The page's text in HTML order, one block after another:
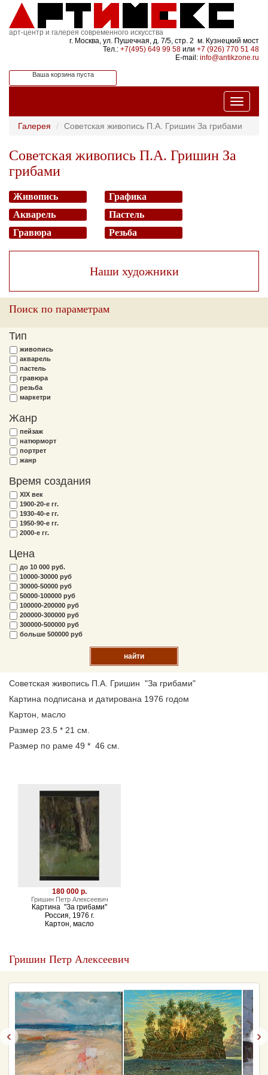
арт-центр и галерея современного искусства
г. Москва, ул. Пушечная, д. 7/5, стр. 2 м. Кузнецкий мост
Тел.: +7(495) 649 99 58 или +7 (926) 770 51 48
E-mail: info@antikzone.ru
Ваша корзина пуста
Галерея Советская живопись П.А. Гришин За грибами
Советская живопись П.А. Гришин За
грибами
Живопись
Графика
Акварель
Пастель
Гравюра
Резьба
Наши художники
Поиск по параметрам
Тип
живопись
акварель
пастель
гравюра
резьба
маркетри
Жанр
пейзаж
натюрморт
портрет
жанр
Время создания
XIX век
1900-20-е гг.
1930-40-е гг.
1950-90-е гг.
2000-е гг.
Цена
до 10 000 руб.
10000-30000 руб
30000-50000 руб
50000-100000 руб
100000-200000 руб
200000-300000 руб
300000-500000 руб
больше 500000 руб
найти
Советская живопись П.А. Гришин "За грибами"
Картина подписана и датирована 1976 годом
Картон, масло
Размер 23.5 * 21 см.
Размер по раме 49 * 46 см.
180 000 р.
Гришин Петр Алексеевич
Картина "За грибами"
Россия, 1976 г.
Картон, масло
Гришин Петр Алексеевич
‹ ›